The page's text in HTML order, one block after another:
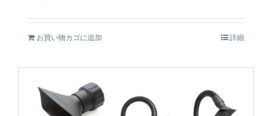
お買い物カゴに追加 詳細